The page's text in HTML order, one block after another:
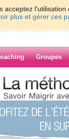
acceptez
plus et gérer ces
Groupes
>